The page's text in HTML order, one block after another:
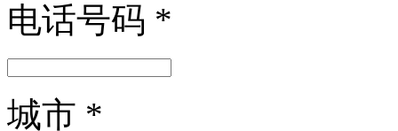
电话号码 *
城市 *